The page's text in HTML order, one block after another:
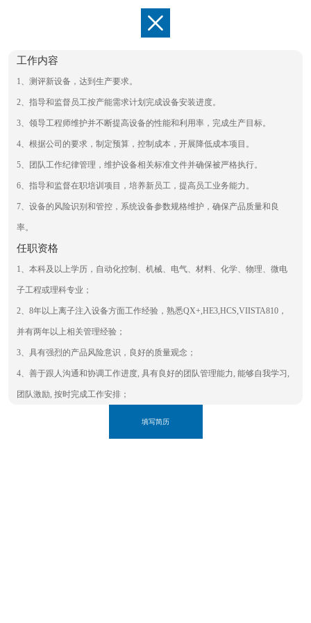
人才招聘 培训与发展 人才关爱
工作内容
1、测评新设备，达到生产要求。
2、指导和监督员工按产能需求计划完成设备安装进度。
3、领导工程师维护并不断提高设备的性能和利用率，完成生产目标。
4、根据公司的要求，制定预算，控制成本，开展降低成本项目。
5、团队工作纪律管理，维护设备相关标准文件并确保被严格执行。
6、指导和监督在职培训项目，培养新员工，提高员工业务能力。
7、设备的风险识别和管控，系统设备参数规格维护，确保产品质量和良
率。
任职资格
1、本科及以上学历，自动化控制、机械、电气、材料、化学、物理、微电
子工程或理科专业；
2、8年以上离子注入设备方面工作经验，熟悉QX+,HE3,HCS,VIISTA810，
并有两年以上相关管理经验；
3、具有强烈的产品风险意识，良好的质量观念；
4、善于跟人沟通和协调工作进度, 具有良好的团队管理能力, 能够自我学习,
团队激励, 按时完成工作安排；
填写简历
地址 : 重庆市北碚区悦复大道288号
邮箱 : contact@CQSIMIC.COM
网站声明：本网站部分图片来自于网络，如有侵权，请联系我们删除。